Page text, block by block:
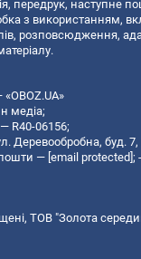
передрук, наступне
з використанням,
розповсюдження,
медіа;
R40-06156;
Деревообробна, буд. 7,
пошти — [email protected];
ТОВ "Золота